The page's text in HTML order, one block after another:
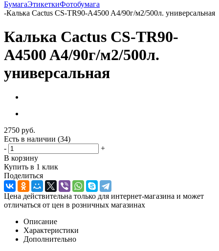
БумагаЭтикеткиФотобумага
-Калька Cactus CS-TR90-A4500 A4/90г/м2/500л. универсальная
Калька Cactus CS-TR90-
A4500 A4/90г/м2/500л.
универсальная
2750 руб.
Есть в наличии (34)
-
+
В корзину
Купить в 1 клик
Поделиться
Цена действительна только для интернет-магазина и может
отличаться от цен в розничных магазинах
Описание
Характеристики
Дополнительно